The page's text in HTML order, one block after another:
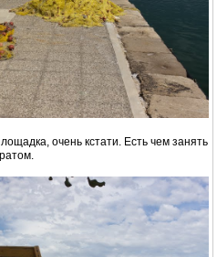
очень кстати. Есть чем занять